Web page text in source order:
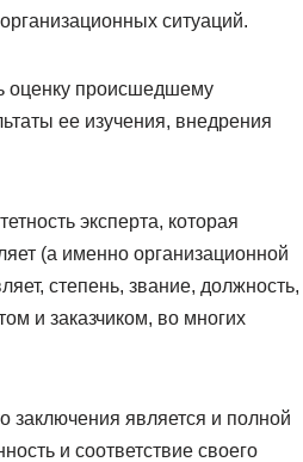
ситуаций.
оценку происшедшему
ее изучения, внедрения
эксперта, которая
(а именно организационной
степень, звание, должность,
и заказчиком, во многих
заключения является и полной
и соответствие своего